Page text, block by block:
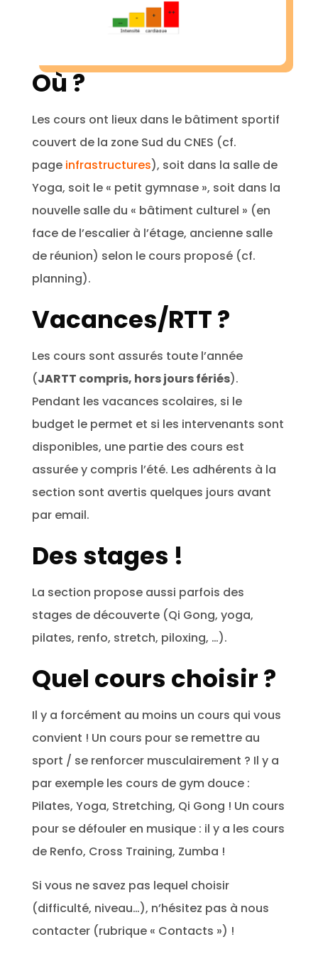
Où ?
Les cours ont lieux dans le bâtiment sportif
couvert de la zone Sud du CNES (cf.
page infrastructures), soit dans la salle de
Yoga, soit le « petit gymnase », soit dans la
nouvelle salle du « bâtiment culturel » (en
face de l’escalier à l’étage, ancienne salle
de réunion) selon le cours proposé (cf.
planning).
Vacances/RTT ?
Les cours sont assurés toute l’année
(JARTT compris, hors jours fériés).
Pendant les vacances scolaires, si le
budget le permet et si les intervenants sont
disponibles, une partie des cours est
assurée y compris l’été. Les adhérents à la
section sont avertis quelques jours avant
par email.
Des stages !
La section propose aussi parfois des
stages de découverte (Qi Gong, yoga,
pilates, renfo, stretch, piloxing, …).
Quel cours choisir ?
Il y a forcément au moins un cours qui vous
convient ! Un cours pour se remettre au
sport / se renforcer musculairement ? Il y a
par exemple les cours de gym douce :
Pilates, Yoga, Stretching, Qi Gong ! Un cours
pour se défouler en musique : il y a les cours
de Renfo, Cross Training, Zumba !
Si vous ne savez pas lequel choisir
(difficulté, niveau…), n’hésitez pas à nous
contacter (rubrique « Contacts ») !